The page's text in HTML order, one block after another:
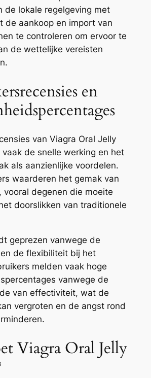
de lokale regelgeving met
de aankoop en import van
te controleren om ervoor te
de wettelijke vereisten
en
van Viagra Oral Jelly
de snelle werking en het
als aanzienlijke voordelen.
waarderen het gemak van
vooral degenen die moeite
doorslikken van traditionele
geprezen vanwege de
de flexibiliteit bij het
melden vaak hoge
vanwege de
van effectiviteit, wat de
vergroten en de angst rond
Viagra Oral Jelly